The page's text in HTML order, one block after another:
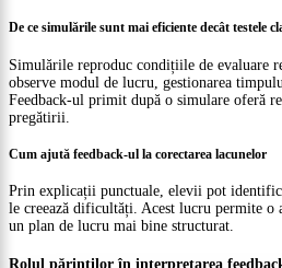
De ce simulările sunt mai eficiente decât testele
Simulările reproduc condițiile de evaluare
observe modul de lucru, gestionarea
Feedback-ul primit după o simulare oferă
pregătirii.
Cum ajută feedback-ul la corectarea lacunelor
Prin explicații punctuale, elevii pot
le creează dificultăți. Acest lucru permite o
un plan de lucru mai bine structurat.
Rolul părinților în interpretarea